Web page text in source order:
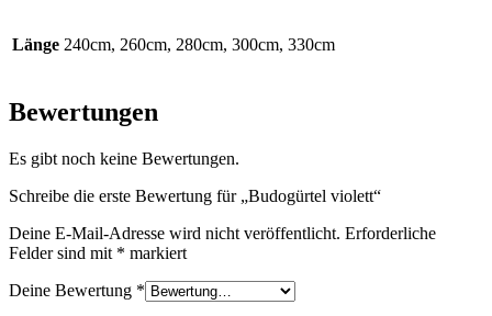
Länge 240cm, 260cm, 280cm, 300cm, 330cm
Bewertungen
Es gibt noch keine Bewertungen.
Schreibe die erste Bewertung für „Budogürtel violett“
Deine E-Mail-Adresse wird nicht veröffentlicht. Erforderliche
Felder sind mit * markiert
Deine Bewertung *